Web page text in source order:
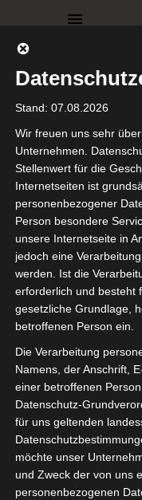
DEKO
in
in
Stand: 07.08.2026
Wir freuen uns sehr
Unternehmen.
Stellenwert für die
Internetseiten ist
personenbezogener
Person besondere
unsere Internetseite in
jedoch eine
werden. Ist die
erforderlich und besteht
gesetzliche Grundlage,
betroffenen Person ein.
Die Verarbeitung
Namens, der Anschrift,
einer betroffenen
Datenschutz-
für uns geltenden
möchte unser
und Zweck der von uns
personenbezogenen